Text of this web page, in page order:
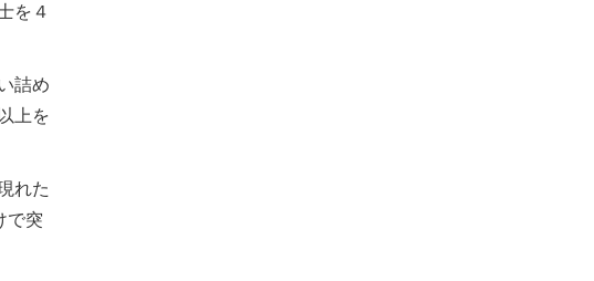
を４
詰め
上を
れた
で突